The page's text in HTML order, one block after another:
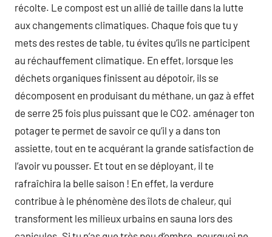
récolte. Le compost est un allié de taille dans la lutte
aux changements climatiques. Chaque fois que tu y
mets des restes de table, tu évites qu’ils ne participent
au réchauffement climatique. En effet, lorsque les
déchets organiques finissent au dépotoir, ils se
décomposent en produisant du méthane, un gaz à effet
de serre 25 fois plus puissant que le CO2. aménager ton
potager te permet de savoir ce qu’il y a dans ton
assiette, tout en te acquérant la grande satisfaction de
l’avoir vu pousser. Et tout en se déployant, il te
rafraîchira la belle saison ! En effet, la verdure
contribue à le phénomène des îlots de chaleur, qui
transforment les milieux urbains en sauna lors des